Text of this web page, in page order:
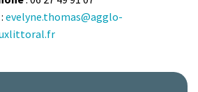
: evelyne.thomas@agglo-